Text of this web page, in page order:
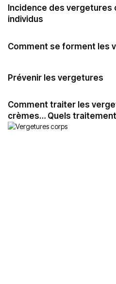
Incidence des vergetures
individus
Comment se forment les
Prévenir les vergetures
Comment traiter les
crèmes… Quels